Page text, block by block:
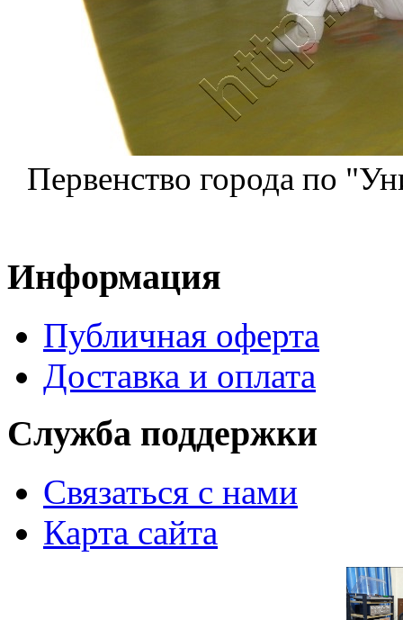
Первенство города по
Информация
Публичная оферта
Доставка и оплата
Служба поддержки
Связаться с нами
Карта сайта